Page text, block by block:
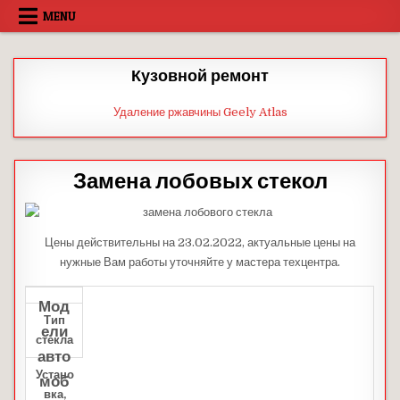
Skip
MENU
Кузовной ремонт
Удаление ржавчины Geely Atlas
Замена лобовых стекол
Цены действительны на 23.02.2022, актуальные цены на
нужные Вам работы уточняйте у мастера техцентра.
Мод
ели
авто
моб
Тип
стекла
Устано
вка,